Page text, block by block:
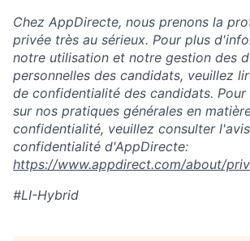
Chez AppDirecte, nous prenons la
privée très au sérieux. Pour plus
notre utilisation et notre gestion des
personnelles des candidats, veuillez
de confidentialité des candidats. Pour
sur nos pratiques générales en
confidentialité, veuillez consulter
confidentialité d'AppDirecte:
https://www.appdirect.com/about/
#LI-Hybrid